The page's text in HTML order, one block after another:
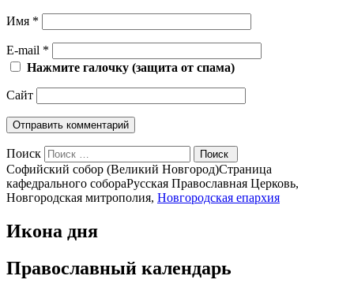
Имя *
E-mail *
Нажмите галочку (защита от спама)
Сайт
Поиск
Софийский собор (Великий Новгород)Страница
кафедрального собораРусская Православная Церковь,
Новгородская митрополия, Новгородская епархия
Икона дня
Православный календарь